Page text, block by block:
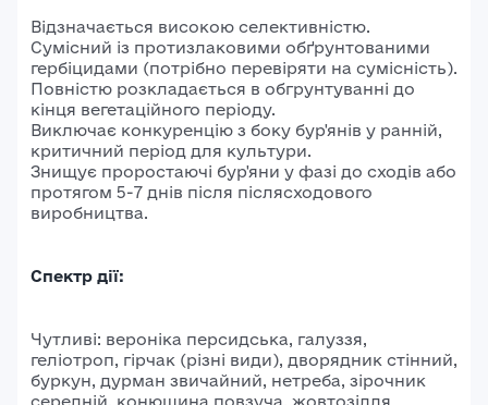
Відзначається високою селективністю.
Сумісний із протизлаковими обґрунтованими
гербіцидами (потрібно перевіряти на сумісність).
Повністю розкладається в обгрунтуванні до
кінця вегетаційного періоду.
Виключає конкуренцію з боку бур'янів у ранній,
критичний період для культури.
Знищує проростаючі бур'яни у фазі до сходів або
протягом 5-7 днів після післясходового
виробництва.
Спектр дії:
Чутливі: вероніка персидська, галуззя,
геліотроп, гірчак (різні види), дворядник стінний,
буркун, дурман звичайний, нетреба, зірочник
середній, конюшина повзуча, жовтозілля